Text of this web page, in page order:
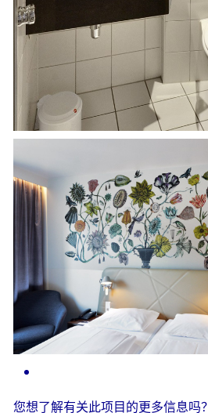
您想了解有关此项目的更多信息吗？